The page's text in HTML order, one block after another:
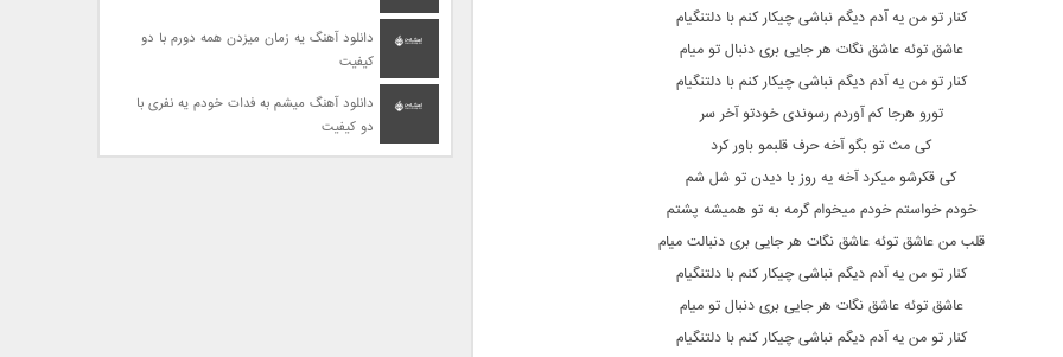
کنار تو من یه آدم دیگم نباشی چیکار کنم با دلتنگیام
عاشق توئه عاشق نگات هر جایی بری دنبال تو میام
کنار تو من یه آدم دیگم نباشی چیکار کنم با دلتنگیام
تورو هرجا کم آوردم رسوندی خودتو آخر سر
کی مث تو بگو آخه حرف قلبمو باور کرد
کی قکرشو میکرد آخه یه روز با دیدن تو شل شم
خودم خواستم خودم میخوام گرمه به تو همیشه پشتم
قلب من عاشق توئه عاشق نگات هر جایی بری دنبالت میام
کنار تو من یه آدم دیگم نباشی چیکار کنم با دلتنگیام
عاشق توئه عاشق نگات هر جایی بری دنبال تو میام
کنار تو من یه آدم دیگم نباشی چیکار کنم با دلتنگیام
دانلود آهنگ یه زمان میزدن همه دورم با دو
کیفیت
دانلود آهنگ میشم به فدات خودم یه نفری با
دو کیفیت